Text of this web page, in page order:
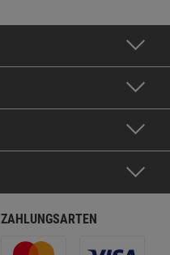
ZAHLUNGSARTEN